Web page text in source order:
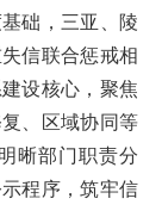
础，三亚、陵
信联合惩戒相
设核心，聚焦
、区域协同等
晰部门职责分
程序，筑牢信